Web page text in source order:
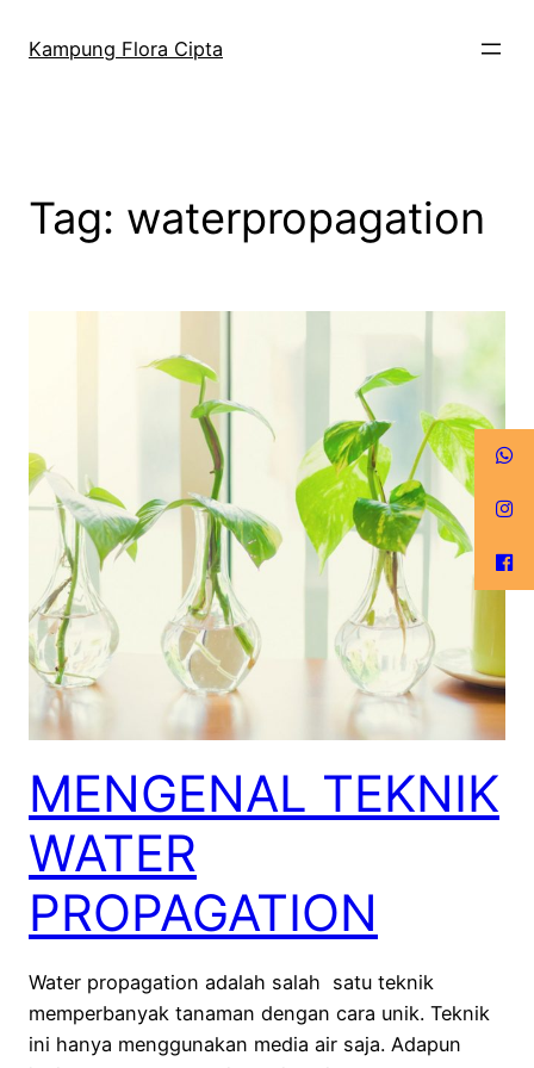
Kampung Flora Cipta
Tag: waterpropagation
MENGENAL TEKNIK
WATER
PROPAGATION
Water propagation adalah salah satu teknik
memperbanyak tanaman dengan cara unik. Teknik
ini hanya menggunakan media air saja. Adapun